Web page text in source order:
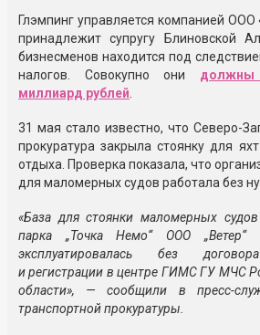
Глэмпинг управляется компанией ООО
принадлежит супругу Блиновской
бизнесменов находится под
налогов. Совокупно они должны
миллиард рублей.
31 мая стало известно, что Северо-
прокуратура закрыла стоянку для
отдыха. Проверка показала, что
для маломерных судов работала без
«База для стоянки маломерных судов
парка „Точка Немо“ ООО „Ветер“
эксплуатировалась без
и регистрации в центре ГИМС ГУ МЧС
области», — сообщили в пресс-
транспортной прокуратуры.